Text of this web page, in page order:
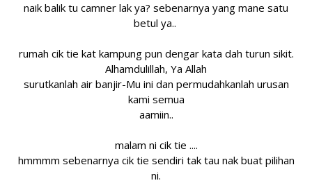
naik balik tu camner lak ya? sebenarnya yang mane satu
betul ya..
rumah cik tie kat kampung pun dengar kata dah turun sikit.
Alhamdulillah, Ya Allah
surutkanlah air banjir-Mu ini dan permudahkanlah urusan
kami semua
aamiin..
malam ni cik tie ....
hmmmm sebenarnya cik tie sendiri tak tau nak buat pilihan
ni.